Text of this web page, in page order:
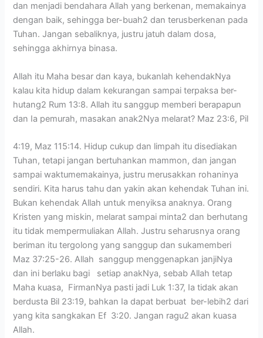
dan menjadi bendahara Allah yang berkenan, memakainya
dengan baik, sehingga ber-buah2 dan terusberkenan pada
Tuhan. Jangan sebaliknya, justru jatuh dalam dosa,
sehingga akhirnya binasa.
Allah itu Maha besar dan kaya, bukanlah kehendakNya
kalau kita hidup dalam kekurangan sampai terpaksa ber-
hutang2 Rum 13:8. Allah itu sanggup memberi berapapun
dan Ia pemurah, masakan anak2Nya melarat? Maz 23:6, Pil
4:19, Maz 115:14. Hidup cukup dan limpah itu disediakan
Tuhan, tetapi jangan bertuhankan mammon, dan jangan
sampai waktumemakainya, justru merusakkan rohaninya
sendiri. Kita harus tahu dan yakin akan kehendak Tuhan ini.
Bukan kehendak Allah untuk menyiksa anaknya. Orang
Kristen yang miskin, melarat sampai minta2 dan berhutang
itu tidak mempermuliakan Allah. Justru seharusnya orang
beriman itu tergolong yang sanggup dan sukamemberi
Maz 37:25-26. Allah sanggup menggenapkan janjiNya
dan ini berlaku bagi setiap anakNya, sebab Allah tetap
Maha kuasa, FirmanNya pasti jadi Luk 1:37, Ia tidak akan
berdusta Bil 23:19, bahkan Ia dapat berbuat ber-lebih2 dari
yang kita sangkakan Ef 3:20. Jangan ragu2 akan kuasa
Allah.